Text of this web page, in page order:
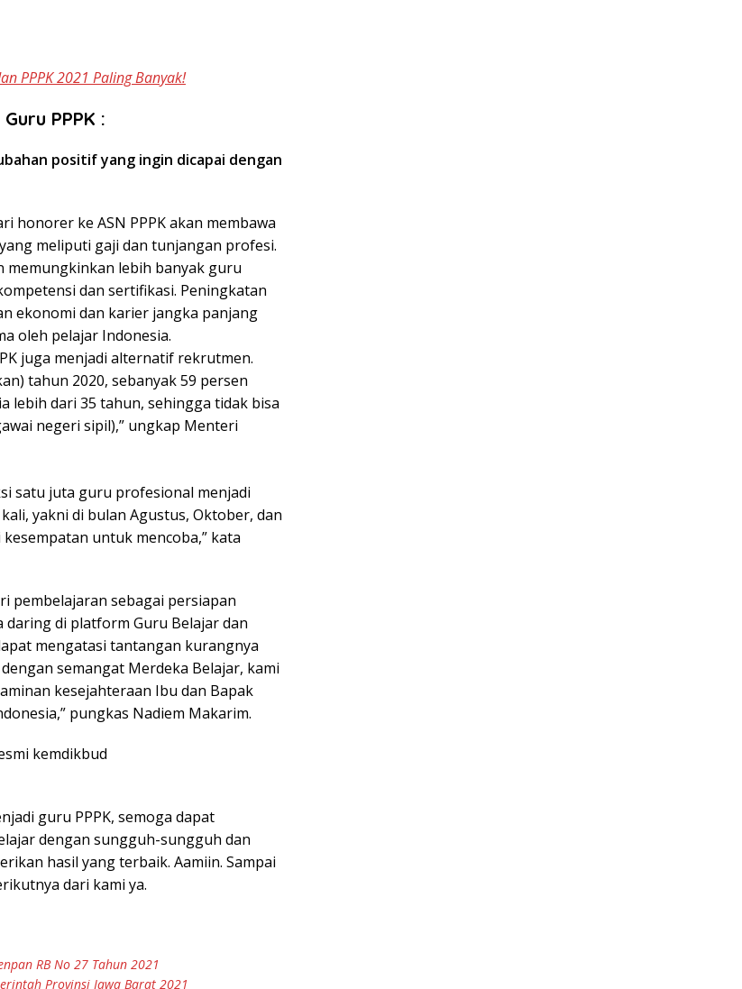
PPPK 2021 Paling Banyak!
PPPK :
positif yang ingin dicapai dengan
honorer ke ASN PPPK akan membawa
meliputi gaji dan tunjangan profesi.
memungkinkan lebih banyak guru
dan sertifikasi. Peningkatan
ekonomi dan karier jangka panjang
oleh pelajar Indonesia.
juga menjadi alternatif rekrutmen.
tahun 2020, sebanyak 59 persen
lebih dari 35 tahun, sehingga tidak bisa
negeri sipil),” ungkap Menteri
satu juta guru profesional menjadi
yakni di bulan Agustus, Oktober, dan
untuk mencoba,” kata
pembelajaran sebagai persiapan
daring di platform Guru Belajar dan
mengatasi tantangan kurangnya
semangat Merdeka Belajar, kami
kesejahteraan Ibu dan Bapak
pungkas Nadiem Makarim.
kemdikbud
guru PPPK, semoga dapat
dengan sungguh-sungguh dan
hasil yang terbaik. Aamiin. Sampai
dari kami ya.
RB No 27 Tahun 2021
Provinsi Jawa Barat 2021